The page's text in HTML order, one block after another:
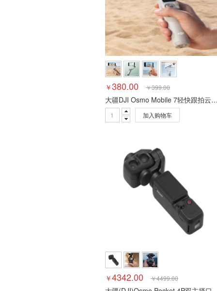
￥380.00 ￥399.00
大疆DJI Osmo Mobile 7轻快跟拍云台手持稳定
加入购物车
￥4342.00 ￥4499.00